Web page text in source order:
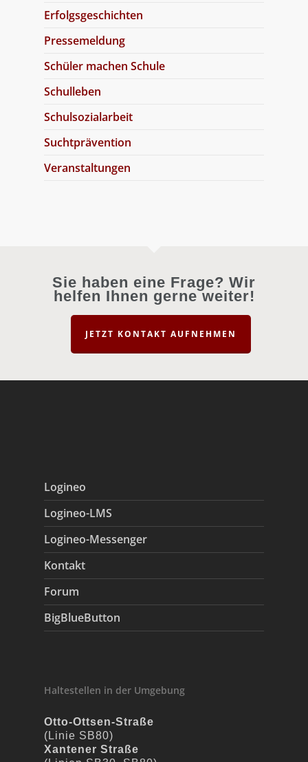
Erfolgsgeschichten
Pressemeldung
Schüler machen Schule
Schulleben
Schulsozialarbeit
Suchtprävention
Veranstaltungen
Sie haben eine Frage? Wir
helfen Ihnen gerne weiter!
JETZT KONTAKT AUFNEHMEN
Logineo
Logineo-LMS
Logineo-Messenger
Kontakt
Forum
BigBlueButton
Haltestellen in der Umgebung
Otto-Ottsen-Straße
(Linie SB80)
Xantener Straße